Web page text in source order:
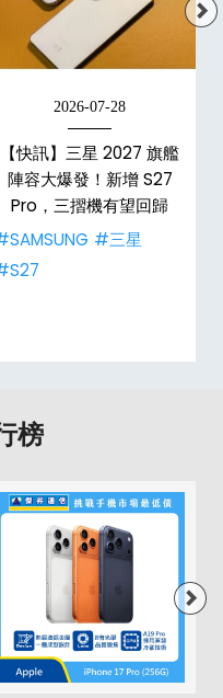
2026-07-28
【快訊】三星 2027 旗艦
陣容大爆發！新增 S27
Pro，三摺機有望回歸
#三星
榜